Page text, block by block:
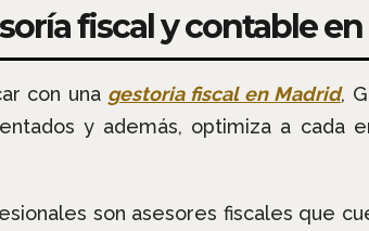
fiscal y contable
con una gestoria fiscal en Madrid,
y además, optimiza a cada
son asesores fiscales que